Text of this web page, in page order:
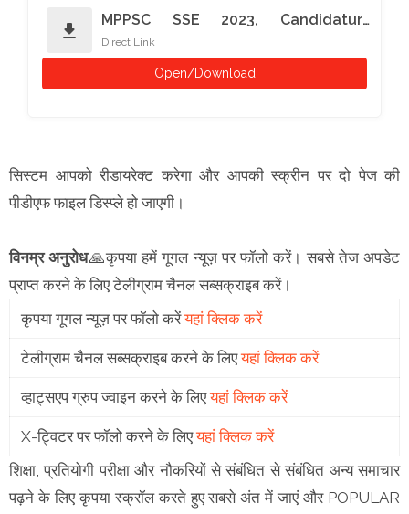
download
MPPSC SSE 2023, Candidature
Cancelled
Direct Link
Open/Download
सिस्टम आपको रीडायरेक्ट करेगा और आपकी स्क्रीन पर दो पेज की
पीडीएफ फाइल डिस्प्ले हो जाएगी।
विनम्र अनुरोध🙏कृपया हमें गूगल न्यूज़ पर फॉलो करें। सबसे तेज अपडेट
प्राप्त करने के लिए टेलीग्राम चैनल सब्सक्राइब करें।
कृपया गूगल न्यूज़ पर फॉलो करेंयहां क्लिक करें
टेलीग्राम चैनल सब्सक्राइब करने के लिएयहां क्लिक करें
व्हाट्सएप ग्रुप ज्वाइन करने के लिएयहां क्लिक करें
X-ट्विटर पर फॉलो करने के लिएयहां क्लिक करें
शिक्षा, प्रतियोगी परीक्षा और नौकरियों से संबंधित से संबंधित अन्य समाचार
पढ़ने के लिए कृपया स्क्रॉल करते हुए सबसे अंत में जाएं और POPULAR